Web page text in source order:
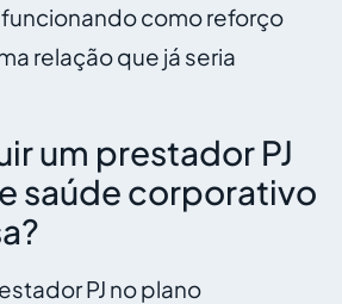
como reforço
relação que já seria
um prestador PJ
saúde corporativo
PJ no plano